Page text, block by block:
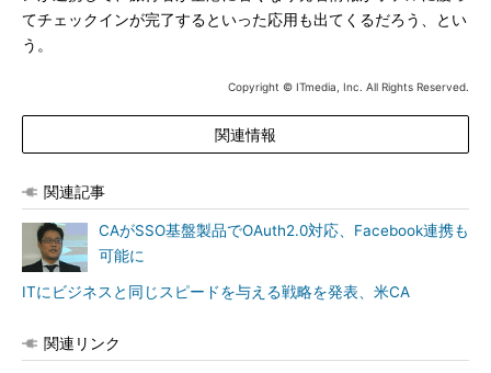
てチェックインが完了するといった応用も出てくるだろう、とい
う。
Copyright © ITmedia, Inc. All Rights Reserved.
関連情報
関連記事
CAがSSO基盤製品でOAuth2.0対応、Facebook連携も
可能に
ITにビジネスと同じスピードを与える戦略を発表、米CA
関連リンク